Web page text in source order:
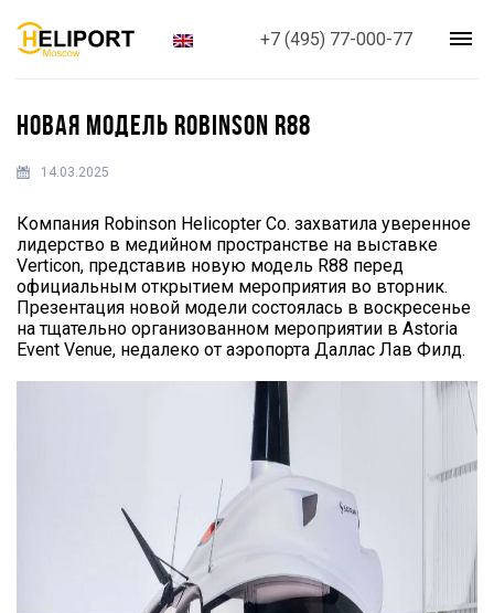
+7 (495) 77-000-77
НОВАЯ МОДЕЛЬ ROBINSON R88
14.03.2025
Компания Robinson Helicopter Co. захватила уверенное
лидерство в медийном пространстве на выставке
Verticon, представив новую модель R88 перед
официальным открытием мероприятия во вторник.
Презентация новой модели состоялась в воскресенье
на тщательно организованном мероприятии в Astoria
Event Venue, недалеко от аэропорта Даллас Лав Филд.